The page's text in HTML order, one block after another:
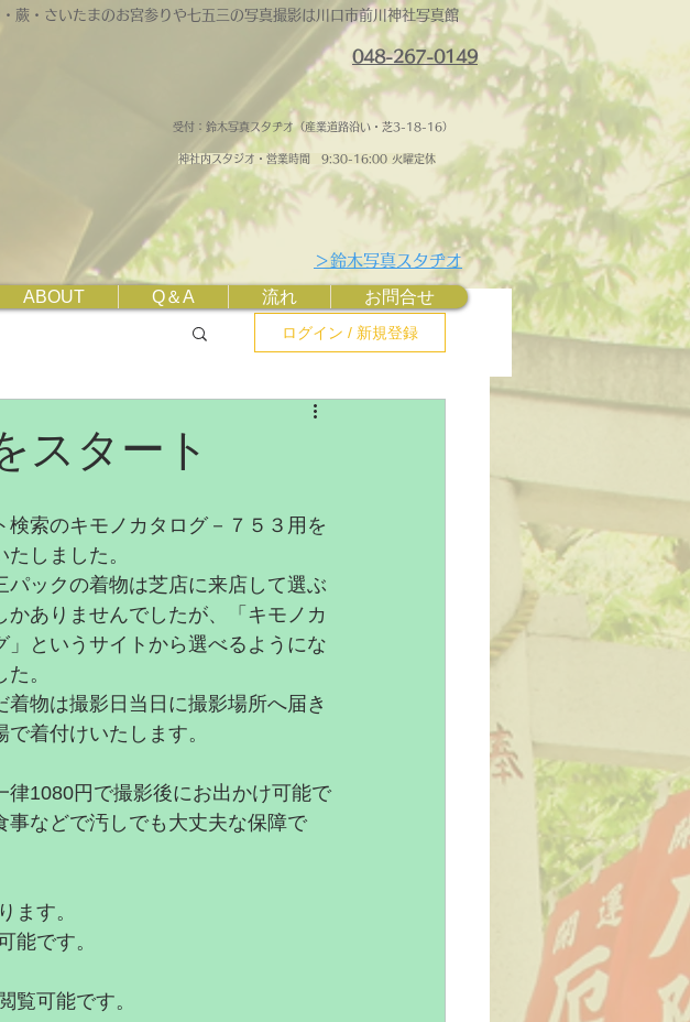
・蕨・さいたまのお宮参りや七五三の写真撮影は川口市前川神社写真館
048-267-0149
受付：鈴木写真スタヂオ（産業道路沿い・芝3-18-16）
神社内スタジオ・営業時間 ​9:30-16:00 火曜定休
＞鈴木写真スタヂオ
ABOUT Q＆A 流れ お問合せ
ログイン / 新規登録
スタート
検索のキモノカタログ－７５３用を
たしました。
パックの着物は芝店に来店して選ぶ
かありませんでしたが、「キモノカ
」というサイトから選べるようにな
た。
着物は撮影日当日に撮影場所へ届き
で着付けいたします。
律1080円で撮影後にお出かけ可能で
事などで汚しでも大丈夫な保障で
ます。
能です。
覧可能です。